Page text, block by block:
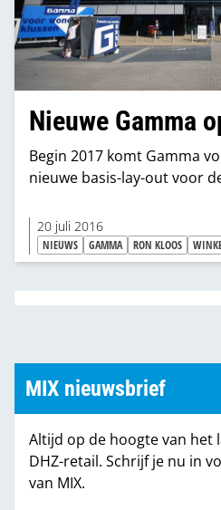
Nieuwe Gamma
Begin 2017 komt Gamma
nieuwe basis-lay-out voor
20 juli 2016
NIEUWS GAMMA RON KLOOS
MIX nieuwsbrief
Altijd op de hoogte van het
DHZ-retail. Schrijf je nu in
van MIX.